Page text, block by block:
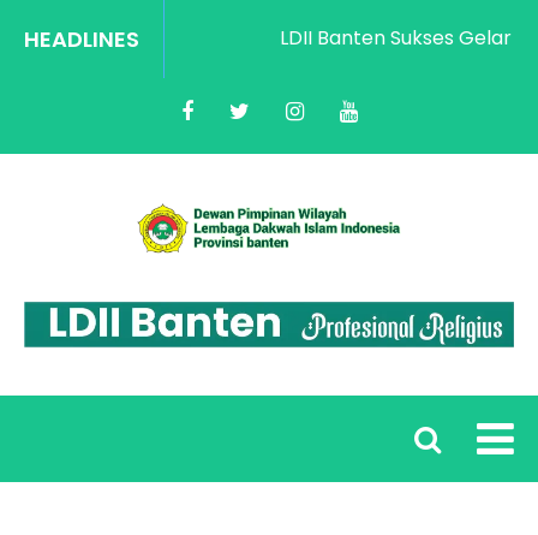
HEADLINES LDII Banten Sukses Gelar